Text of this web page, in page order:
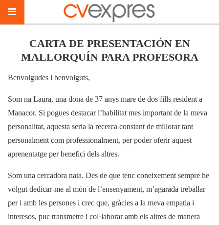
CARTA DE PRESENTACIÓN EN
MALLORQUÍN PARA PROFESORA
Benvolgudes i benvolguts,
Som na Laura, una dona de 37 anys mare de dos fills resident a
Manacor. Si pogues destacar l’habilitat mes important de la meva
personalitat, aquesta seria la recerca constant de millorar tant
personalment com professionalment, per poder oferir aquest
aprenentatge per benefici dels altres.
Som una cercadora nata. Des de que tenc coneixement sempre he
volgut dedicar-me al món de l’ensenyament, m’agarada treballar
per i amb les persones i crec que, gràcies a la meva empatia i
interesos, puc transmetre i col·laborar amb els altres de manera